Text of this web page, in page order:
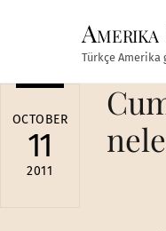
Türkçe Amerika
OCTOBER
11
2011